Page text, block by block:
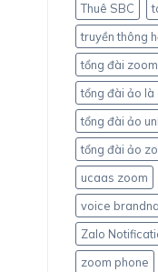
Thuê SBC
truyền thông
tổng đài
tổng đài ảo là
tổng đài ảo
tổng đài ảo
ucaas zoom
voice
Zalo
zoom phone